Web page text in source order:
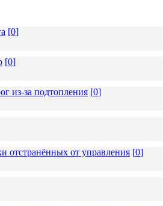
[0]
[0]
из-за подтопления [0]
отстранённых от управления [0]